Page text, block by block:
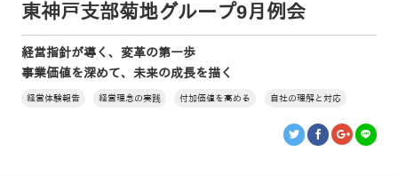
東神戸支部菊地グループ9月例会
経営指針が導く、変革の第一歩
事業価値を深めて、未来の成長を描く
経営体験報告 経営理念の実践 付加価値を高める 自社の理解と対応